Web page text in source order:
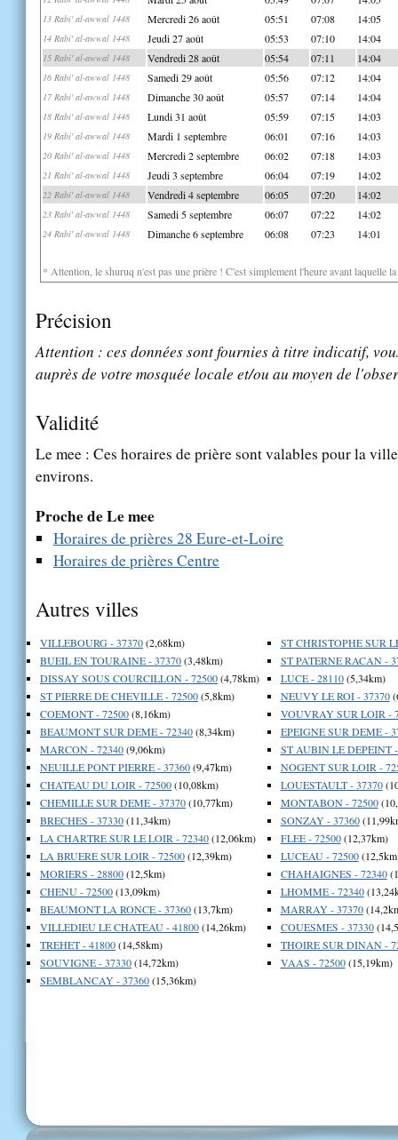
13 Rabi' al-awwal 1448 Mercredi 26 août 05:51 07:08 14:05
14 Rabi' al-awwal 1448 Jeudi 27 août 05:53 07:10 14:04
15 Rabi' al-awwal 1448 Vendredi 28 août 05:54 07:11 14:04
16 Rabi' al-awwal 1448 Samedi 29 août 05:56 07:12 14:04
17 Rabi' al-awwal 1448 Dimanche 30 août 05:57 07:14 14:04
18 Rabi' al-awwal 1448 Lundi 31 août 05:59 07:15 14:03
19 Rabi' al-awwal 1448 Mardi 1 septembre 06:01 07:16 14:03
20 Rabi' al-awwal 1448 Mercredi 2 septembre 06:02 07:18 14:03
21 Rabi' al-awwal 1448 Jeudi 3 septembre 06:04 07:19 14:02
22 Rabi' al-awwal 1448 Vendredi 4 septembre 06:05 07:20 14:02
23 Rabi' al-awwal 1448 Samedi 5 septembre 06:07 07:22 14:02
24 Rabi' al-awwal 1448 Dimanche 6 septembre 06:08 07:23 14:01
* Attention, le shuruq n'est pas une prière ! C'est simplement l'heure avant laquelle
Précision
Attention : ces données sont fournies à titre indicatif,
auprès de votre mosquée locale et/ou au moyen de
Validité
Le mee : Ces horaires de prière sont valables pour la
environs.
Proche de Le mee
Horaires de prières 28 Eure-et-Loire
Horaires de prières Centre
Autres villes
VILLEBOURG - 37370(2,68km)
BUEIL EN TOURAINE - 37370(3,48km)
DISSAY SOUS COURCILLON - 72500(4,78km)
ST PIERRE DE CHEVILLE - 72500(5,8km)
COEMONT - 72500(8,16km)
BEAUMONT SUR DEME - 72340(8,34km)
MARCON - 72340(9,06km)
NEUILLE PONT PIERRE - 37360(9,47km)
CHATEAU DU LOIR - 72500(10,08km)
CHEMILLE SUR DEME - 37370(10,77km)
BRECHES - 37330(11,34km)
LA CHARTRE SUR LE LOIR - 72340(12,06km)
LA BRUERE SUR LOIR - 72500(12,39km)
MORIERS - 28800(12,5km)
CHENU - 72500(13,09km)
BEAUMONT LA RONCE - 37360(13,7km)
VILLEDIEU LE CHATEAU - 41800(14,26km)
TREHET - 41800(14,58km)
SOUVIGNE - 37330(14,72km)
SEMBLANCAY - 37360(15,36km)
ST CHRISTOPHE SUR
ST PATERNE RACAN -
LUCE - 28110(5,34km)
NEUVY LE ROI - 37370
VOUVRAY SUR LOIR -
EPEIGNE SUR DEME -
ST AUBIN LE DEPEINT
NOGENT SUR LOIR -
LOUESTAULT - 37370
MONTABON - 72500
SONZAY - 37360
FLEE - 72500(12,37km)
LUCEAU - 72500
CHAHAIGNES - 72340
LHOMME - 72340
MARRAY - 37370
COUESMES - 37330
THOIRE SUR DINAN -
VAAS - 72500(15,19km)